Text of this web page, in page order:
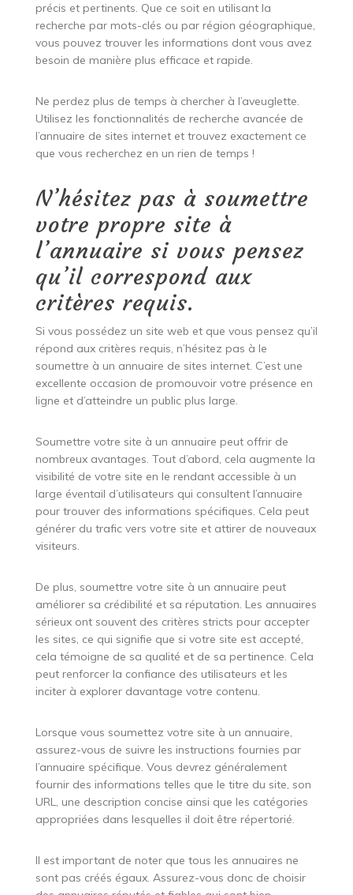
précis et pertinents. Que ce soit en utilisant la
recherche par mots-clés ou par région géographique,
vous pouvez trouver les informations dont vous avez
besoin de manière plus efficace et rapide.
Ne perdez plus de temps à chercher à l’aveuglette.
Utilisez les fonctionnalités de recherche avancée de
l’annuaire de sites internet et trouvez exactement ce
que vous recherchez en un rien de temps !
N’hésitez pas à soumettre
votre propre site à
l’annuaire si vous pensez
qu’il correspond aux
critères requis.
Si vous possédez un site web et que vous pensez qu’il
répond aux critères requis, n’hésitez pas à le
soumettre à un annuaire de sites internet. C’est une
excellente occasion de promouvoir votre présence en
ligne et d’atteindre un public plus large.
Soumettre votre site à un annuaire peut offrir de
nombreux avantages. Tout d’abord, cela augmente la
visibilité de votre site en le rendant accessible à un
large éventail d’utilisateurs qui consultent l’annuaire
pour trouver des informations spécifiques. Cela peut
générer du trafic vers votre site et attirer de nouveaux
visiteurs.
De plus, soumettre votre site à un annuaire peut
améliorer sa crédibilité et sa réputation. Les annuaires
sérieux ont souvent des critères stricts pour accepter
les sites, ce qui signifie que si votre site est accepté,
cela témoigne de sa qualité et de sa pertinence. Cela
peut renforcer la confiance des utilisateurs et les
inciter à explorer davantage votre contenu.
Lorsque vous soumettez votre site à un annuaire,
assurez-vous de suivre les instructions fournies par
l’annuaire spécifique. Vous devrez généralement
fournir des informations telles que le titre du site, son
URL, une description concise ainsi que les catégories
appropriées dans lesquelles il doit être répertorié.
Il est important de noter que tous les annuaires ne
sont pas créés égaux. Assurez-vous donc de choisir